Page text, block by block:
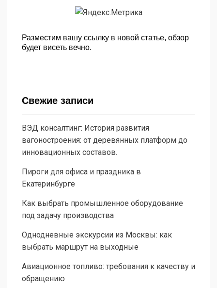
Разместим вашу ссылку в новой статье, обзор
будет висеть вечно.
Свежие записи
ВЭД консалтинг: История развития
вагоностроения: от деревянных платформ до
инновационных составов.
Пироги для офиса и праздника в
Екатеринбурге
Как выбрать промышленное оборудование
под задачу производства
Однодневные экскурсии из Москвы: как
выбрать маршрут на выходные
Авиационное топливо: требования к качеству и
обращению